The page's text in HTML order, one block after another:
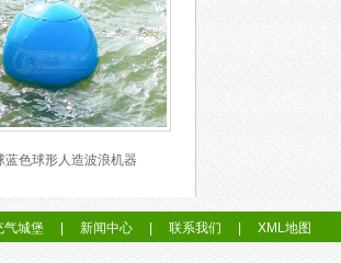
蓝色球形人造波浪机器
气城堡 | 新闻中心 | 联系我们 | XML地图